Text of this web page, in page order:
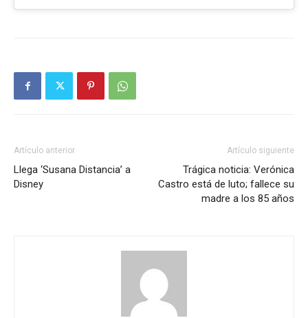
Artículo anterior
Llega ‘Susana Distancia’ a
Disney
Artículo siguiente
Trágica noticia: Verónica
Castro está de luto; fallece su
madre a los 85 años